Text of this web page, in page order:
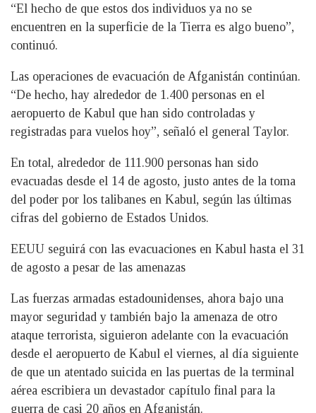
“El hecho de que estos dos individuos ya no se
encuentren en la superficie de la Tierra es algo bueno”,
continuó.
Las operaciones de evacuación de Afganistán continúan.
“De hecho, hay alrededor de 1.400 personas en el
aeropuerto de Kabul que han sido controladas y
registradas para vuelos hoy”, señaló el general Taylor.
En total, alrededor de 111.900 personas han sido
evacuadas desde el 14 de agosto, justo antes de la toma
del poder por los talibanes en Kabul, según las últimas
cifras del gobierno de Estados Unidos.
EEUU seguirá con las evacuaciones en Kabul hasta el 31
de agosto a pesar de las amenazas
Las fuerzas armadas estadounidenses, ahora bajo una
mayor seguridad y también bajo la amenaza de otro
ataque terrorista, siguieron adelante con la evacuación
desde el aeropuerto de Kabul el viernes, al día siguiente
de que un atentado suicida en las puertas de la terminal
aérea escribiera un devastador capítulo final para la
guerra de casi 20 años en Afganistán.